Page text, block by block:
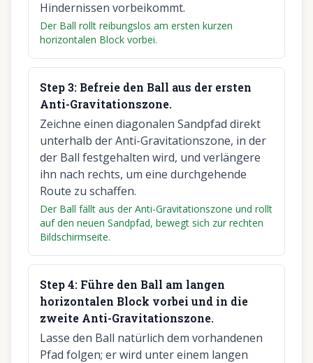
Hindernissen vorbeikommt.
Der Ball rollt reibungslos am ersten kurzen
horizontalen Block vorbei.
Step3: Befreie den Ball aus der ersten
Anti-Gravitationszone.
Zeichne einen diagonalen Sandpfad direkt
unterhalb der Anti-Gravitationszone, in der
der Ball festgehalten wird, und verlängere
ihn nach rechts, um eine durchgehende
Route zu schaffen.
Der Ball fällt aus der Anti-Gravitationszone und rollt
auf den neuen Sandpfad, bewegt sich zur rechten
Bildschirmseite.
Step4: Führe den Ball am langen
horizontalen Block vorbei und in die
zweite Anti-Gravitationszone.
Lasse den Ball natürlich dem vorhandenen
Pfad folgen; er wird unter einem langen